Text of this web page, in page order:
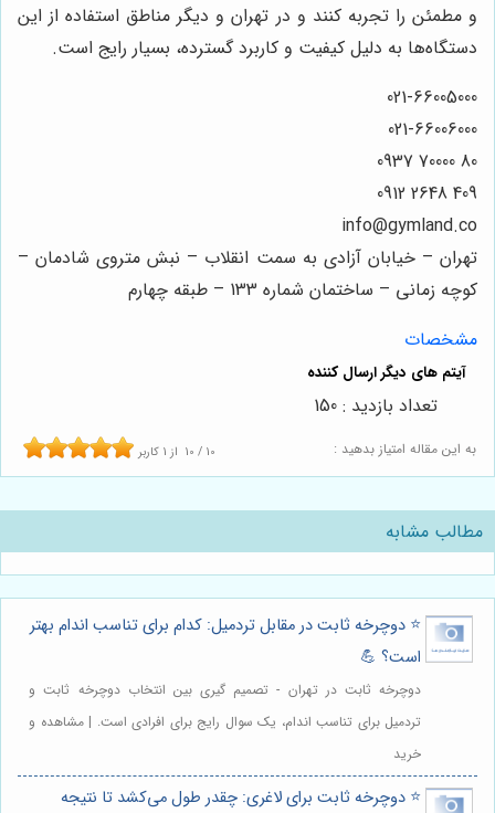
و مطمئن را تجربه کنند و در تهران و دیگر مناطق استفاده از این
دستگاه‌ها به دلیل کیفیت و کاربرد گسترده، بسیار رایج است.
021-66005000
021-66006000
80 70000 0937
409 2648 0912
info@gymland.co
تهران – خیابان آزادی به سمت انقلاب – نبش متروی شادمان –
کوچه زمانی – ساختمان شماره 133 – طبقه چهارم
مشخصات
به این مقاله امتیاز بدهید : 10 / 10 از 1 کاربر
تعداد بازدید : 150
مطالب مشابه
⭐️ دوچرخه ثابت در مقابل تردمیل: کدام برای تناسب اندام بهتر
است؟ 💪
دوچرخه ثابت در تهران - تصمیم گیری بین انتخاب دوچرخه ثابت و
تردمیل برای تناسب اندام، یک سوال رایج برای افرادی است. | مشاهده و
خرید
⭐️ دوچرخه ثابت برای لاغری: چقدر طول می‌کشد تا نتیجه